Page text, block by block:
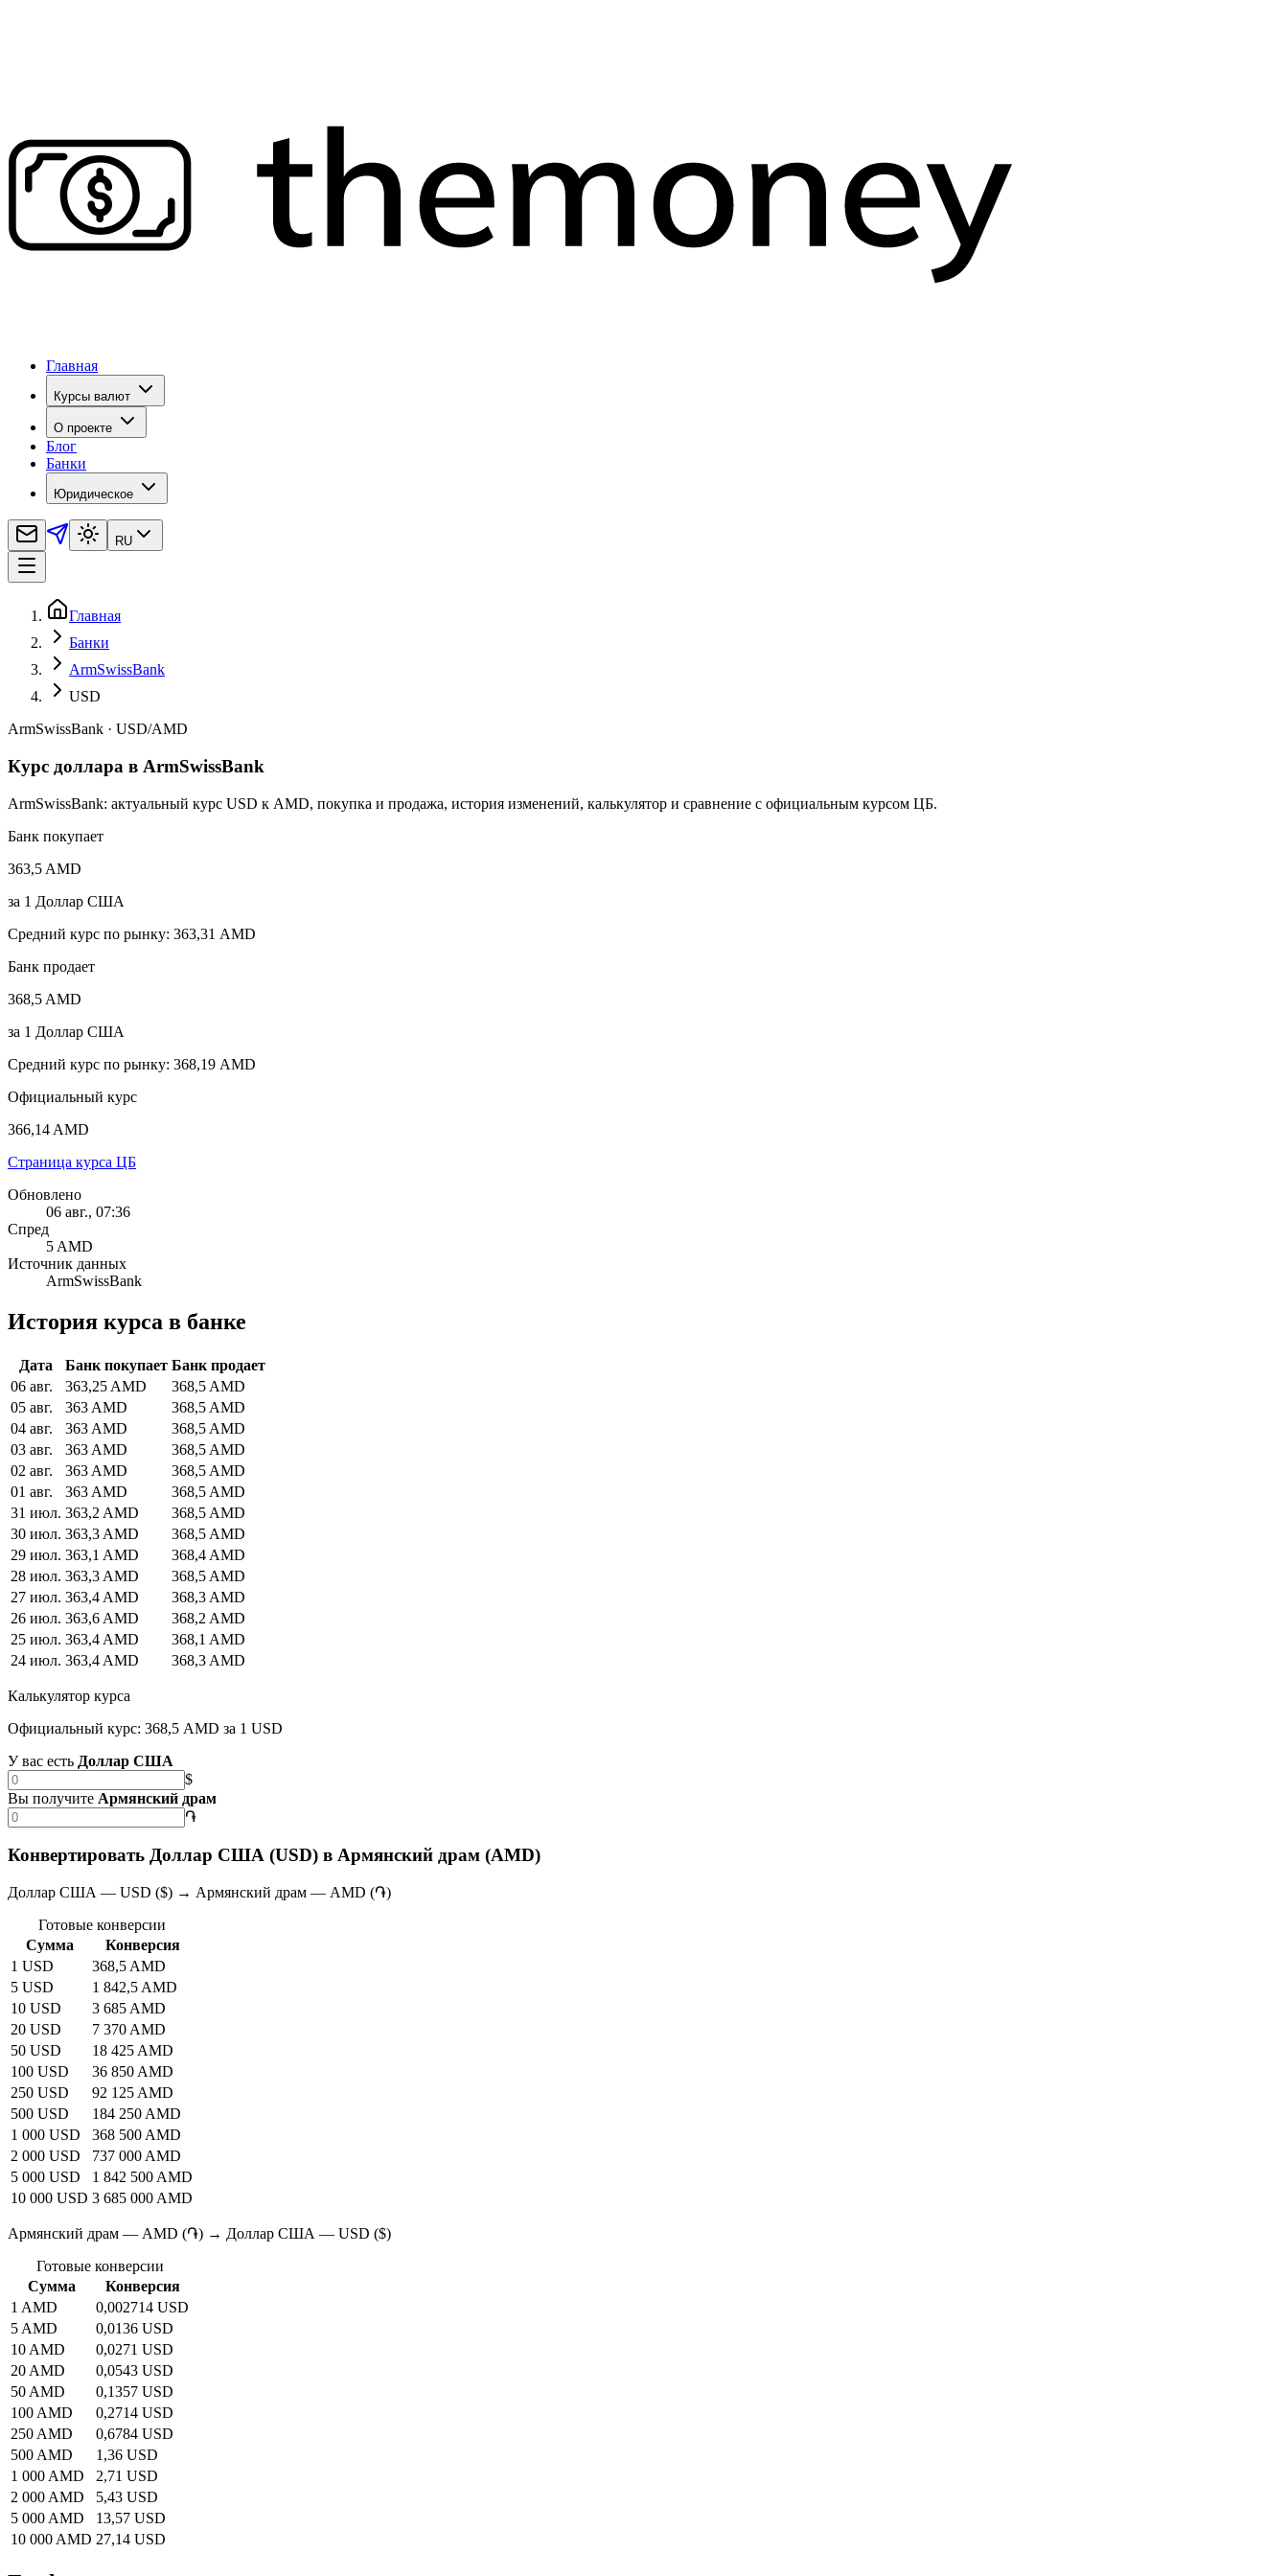
Главная
Курсы валют
О проекте
Блог
Банки
Юридическое
RU
Главная
Банки
ArmSwissBank
USD
ArmSwissBank · USD/AMD
Курс доллара в ArmSwissBank
ArmSwissBank: актуальный курс USD к AMD, покупка и продажа, история изменений, калькулятор и сравнение с официальным курсом ЦБ.
Банк покупает
363,5 AMD
за 1 Доллар США
Средний курс по рынку: 363,31 AMD
Банк продает
368,5 AMD
за 1 Доллар США
Средний курс по рынку: 368,19 AMD
Официальный курс
366,14 AMD
Страница курса ЦБ
Обновлено
06 авг., 07:36
Спред
5 AMD
Источник данных
ArmSwissBank
История курса в банке
Дата Банк покупает Банк продает
06 авг.
363,25 AMD
368,5 AMD
05 авг.
363 AMD
368,5 AMD
04 авг.
363 AMD
368,5 AMD
03 авг.
363 AMD
368,5 AMD
02 авг.
363 AMD
368,5 AMD
01 авг.
363 AMD
368,5 AMD
31 июл. 363,2 AMD
368,5 AMD
30 июл. 363,3 AMD
368,5 AMD
29 июл. 363,1 AMD
368,4 AMD
28 июл. 363,3 AMD
368,5 AMD
27 июл. 363,4 AMD
368,3 AMD
26 июл. 363,6 AMD
368,2 AMD
25 июл. 363,4 AMD
368,1 AMD
24 июл. 363,4 AMD 368,3 AMD
Калькулятор курса
Официальный курс: 368,5 AMD за 1 USD
У вас есть Доллар США
$
Вы получите Армянский драм
֏
Конвертировать Доллар США (USD) в Армянский драм (AMD)
Доллар США — USD ($) → Армянский драм — AMD (֏)
Готовые конверсии
Сумма
Конверсия
1 USD
368,5 AMD
5 USD
1 842,5 AMD
10 USD
3 685 AMD
20 USD
7 370 AMD
50 USD
18 425 AMD
100 USD
36 850 AMD
250 USD
92 125 AMD
500 USD
184 250 AMD
1 000 USD
368 500 AMD
2 000 USD
737 000 AMD
5 000 USD
1 842 500 AMD
10 000 USD 3 685 000 AMD
Армянский драм — AMD (֏) → Доллар США — USD ($)
Готовые конверсии
Сумма
Конверсия
1 AMD
0,002714 USD
5 AMD
0,0136 USD
10 AMD
0,0271 USD
20 AMD
0,0543 USD
50 AMD
0,1357 USD
100 AMD
0,2714 USD
250 AMD
0,6784 USD
500 AMD
1,36 USD
1 000 AMD
2,71 USD
2 000 AMD
5,43 USD
5 000 AMD
13,57 USD
10 000 AMD 27,14 USD